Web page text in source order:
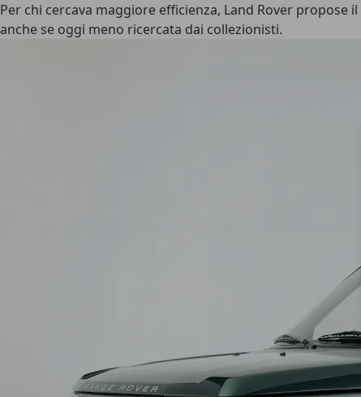
Per chi cercava maggiore efficienza, Land Rover propose il
anche se oggi meno ricercata dai collezionisti.